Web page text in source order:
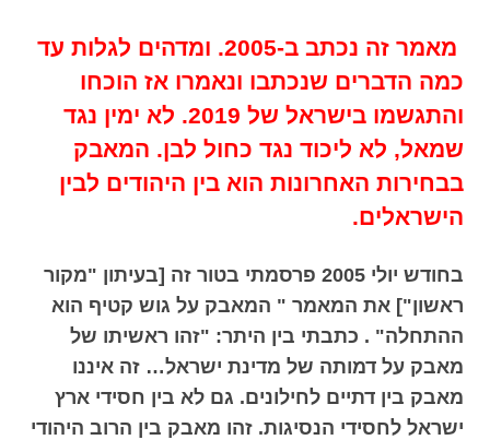
מאמר זה נכתב ב-2005. ומדהים לגלות עד
כמה הדברים שנכתבו ונאמרו אז הוכחו
והתגשמו בישראל של 2019. לא ימין נגד
שמאל, לא ליכוד נגד כחול לבן. המאבק
בבחירות האחרונות הוא בין היהודים לבין
הישראלים.
בחודש יולי 2005 פרסמתי בטור זה [בעיתון "מקור
ראשון"] את המאמר " המאבק על גוש קטיף הוא
ההתחלה" . כתבתי בין היתר: "זהו ראשיתו של
מאבק על דמותה של מדינת ישראל… זה איננו
מאבק בין דתיים לחילונים. גם לא בין חסידי ארץ
ישראל לחסידי הנסיגות. זהו מאבק בין הרוב היהודי